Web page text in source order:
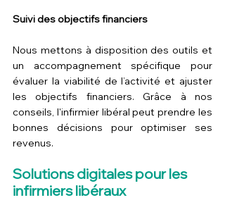
Suivi des objectifs financiers
Nous mettons à disposition des outils et
un accompagnement spécifique pour
évaluer la viabilité de l’activité et ajuster
les objectifs financiers. Grâce à nos
conseils, l'infirmier libéral peut prendre les
bonnes décisions pour optimiser ses
revenus.
Solutions digitales pour les
infirmiers libéraux